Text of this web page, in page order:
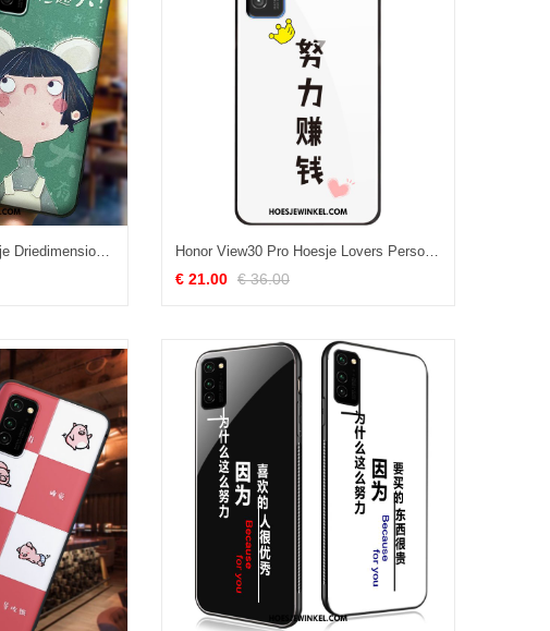
Honor View30 Pro Hoesje Driedimensionaal Reliëf Zacht, Honor View30 Pro Hoesje Spotprent Mobiele Telefoon Honor View30 Pro Hoesje Lovers Persoonlijk Glas, Honor View30 Pro Hoesje Mobiele Telefoon Eenvoudige
€ 21.00 € 36.00